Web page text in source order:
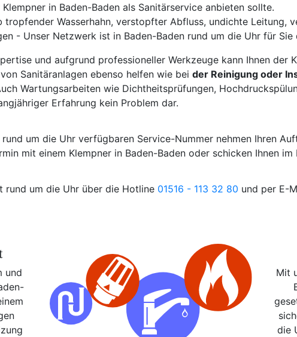
in Baden-Baden als Sanitärservice anbieten sollte.
tropfender Wasserhahn, verstopfter Abfluss, undichte Leitung,
- Unser Netzwerk ist in Baden-Baden rund um die Uhr für Sie
und aufgrund professioneller Werkzeuge kann Ihnen der
Sanitäranlagen ebenso helfen wie bei der Reinigung oder
Wartungsarbeiten wie Dichtheitsprüfungen,
Erfahrung kein Problem dar.
um die Uhr verfügbaren Service-Nummer nehmen Ihren
mit einem Klempner in Baden-Baden oder schicken Ihnen
rund um die Uhr über die Hotline 01516 - 113 32 80 und per E-
und
Mit
die